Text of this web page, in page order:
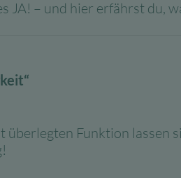
JA! – und hier erfährst du,
Funktion lassen